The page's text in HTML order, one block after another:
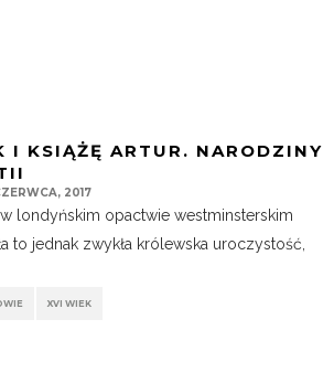
I KSIĄŻĘ ARTUR. NARODZINY
2017
londyńskim opactwie westminsterskim
to jednak zwykła królewska uroczystość,
XVI WIEK